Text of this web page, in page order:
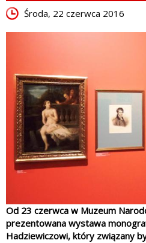
Środa, 22 czerwca 2016
Od 23 czerwca w Muzeum
prezentowana wystawa
Hadziewiczowi, który związany